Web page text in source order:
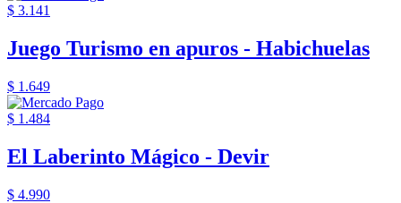
$ 3.141
Juego Turismo en apuros - Habichuelas
$ 1.649
$ 1.484
El Laberinto Mágico - Devir
$ 4.990